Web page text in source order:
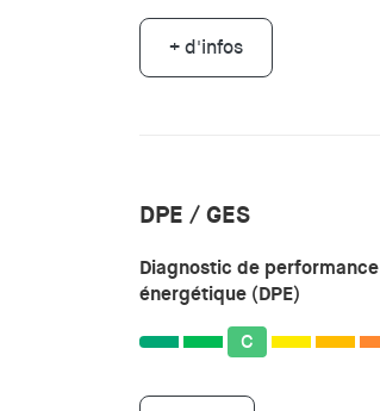
+ d'infos
DPE / GES
Diagnostic de performance
énergétique (DPE)
C